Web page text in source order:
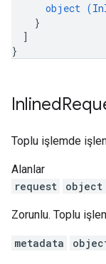
object (
}
]
}
Inlined
Toplu işlemde
Alanlar
request
Zorunlu. Toplu
metadata